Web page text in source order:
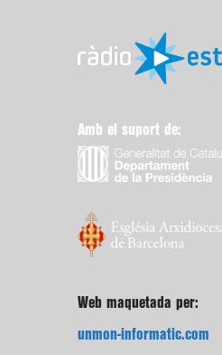
Amb el suport de:
Web maquetada per:
unmon-informatic.com